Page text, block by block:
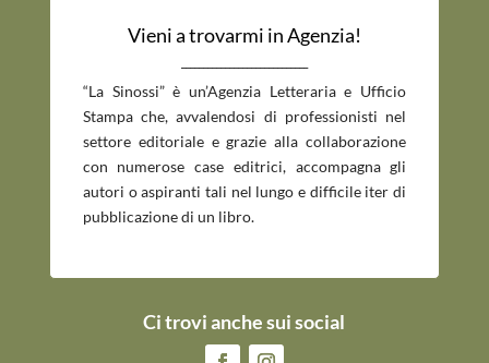
Vieni a trovarmi in Agenzia!
“La Sinossi” è un’Agenzia Letteraria e Ufficio
Stampa che, avvalendosi di professionisti nel
settore editoriale e grazie alla collaborazione
con numerose case editrici, accompagna gli
autori o aspiranti tali nel lungo e difficile iter di
pubblicazione di un libro.
Ci trovi anche sui social